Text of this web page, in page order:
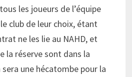
les joueurs de l’équipe
club de leur choix, étant
ne les lie au NAHD, et
la réserve sont dans la
une hécatombe pour la